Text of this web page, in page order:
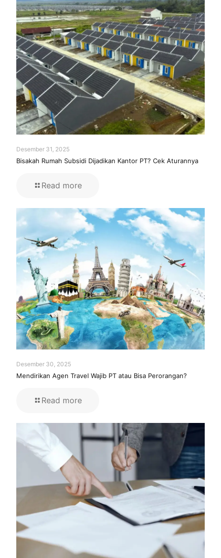
Desember 31, 2025
Bisakah Rumah Subsidi Dijadikan Kantor PT? Cek Aturannya
Read more
Desember 30, 2025
Mendirikan Agen Travel Wajib PT atau Bisa Perorangan?
Read more